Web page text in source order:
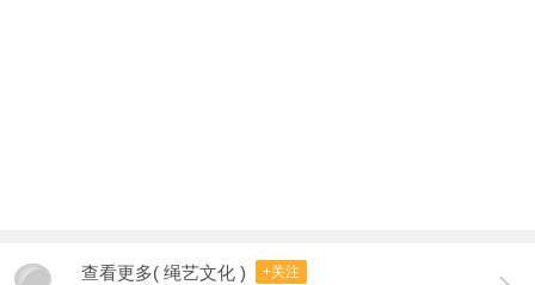
查看更多( 绳艺文化 ) +关注